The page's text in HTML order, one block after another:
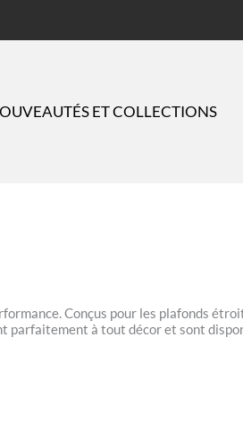
ET COLLECTIONS
Conçus pour les plafonds
parfaitement à tout décor et sont